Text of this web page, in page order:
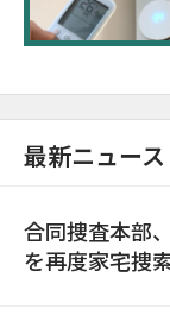
最新ニュース
合同捜査本部
を再度家宅捜